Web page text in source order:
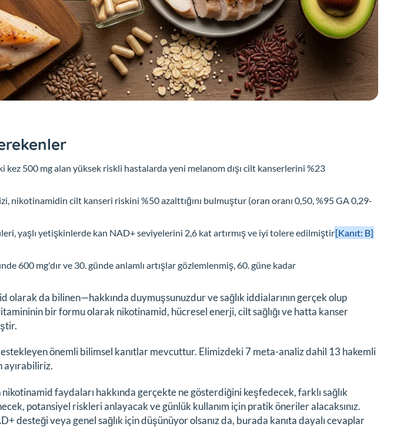
500 mg alan yüksek riskli hastalarda yeni melanom dışı cilt kanserlerini %23
nikotinamidin cilt kanseri riskini %50 azalttığını bulmuştur (oran oranı 0,50, %95 GA 0,29-
yaşlı yetişkinlerde kan NAD+ seviyelerini 2,6 kat artırmış ve iyi tolere edilmiştir[Kanıt: B]
600 mg'dır ve 30. günde anlamlı artışlar gözlemlenmiş, 60. güne kadar
da bilinen—hakkında duymuşsunuzdur ve sağlık iddialarının gerçek olup
bir formu olarak nikotinamid, hücresel enerji, cilt sağlığı ve hatta kanser
önemli bilimsel kanıtlar mevcuttur. Elimizdeki 7 meta-analiz dahil 13 hakemli
ayırabiliriz.
faydaları hakkında gerçekte ne gösterdiğini keşfedecek, farklı sağlık
potansiyel riskleri anlayacak ve günlük kullanım için pratik öneriler alacaksınız.
desteği veya genel sağlık için düşünüyor olsanız da, burada kanıta dayalı cevaplar